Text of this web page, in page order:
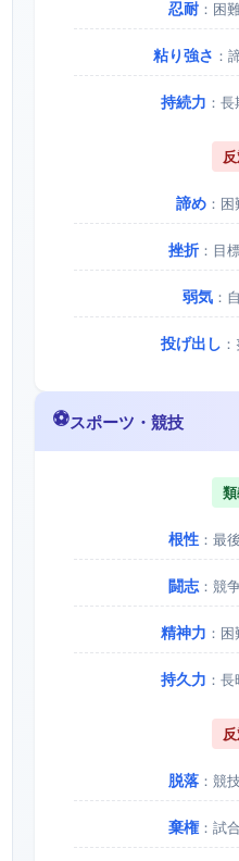
忍耐 ：困
粘り強さ ：
持続力 ：
諦め：困
挫折 ：目
弱気 ：
投げ出し
⚽スポーツ・競技
根性 ：最
闘志：競
精神力 ：
持久力 ：
脱落 ：競
棄権 ：試